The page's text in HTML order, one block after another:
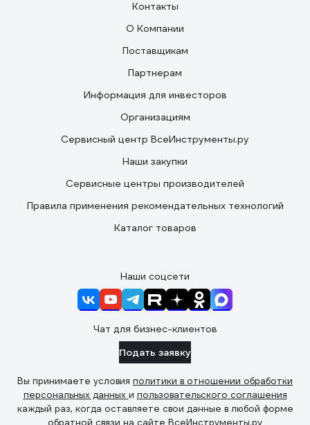
Контакты
О Компании
Поставщикам
Партнерам
Информация для инвесторов
Организациям
Сервисный центр ВсеИнструменты.ру
Наши закупки
Сервисные центры производителей
Правила применения рекомендательных технологий
Каталог товаров
Наши соцсети
Чат для бизнес-клиентов
Подать заявку
Вы принимаете условия политики в отношении обработки
персональных данных и пользовательского соглашения
каждый раз, когда оставляете свои данные в любой форме
обратной связи на сайте ВсеИнструменты.ру